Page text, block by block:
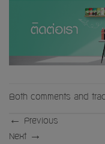
Both comments and
←
Previous
Next →